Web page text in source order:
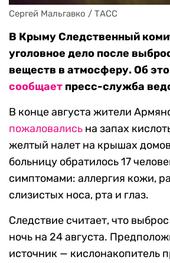
Сергей Мальгавко / ТАСС
В Крыму Следственный
уголовное дело после
веществ в атмосферу. Об
сообщает пресс-служба
В конце августа жители
пожаловались на запах
желтый налет на крышах
больницу обратилось 17
симптомами: аллергия кожи,
слизистых носа, рта и глаз.
Следствие считает, что
ночь на 24 августа.
источник — кислонакопитель